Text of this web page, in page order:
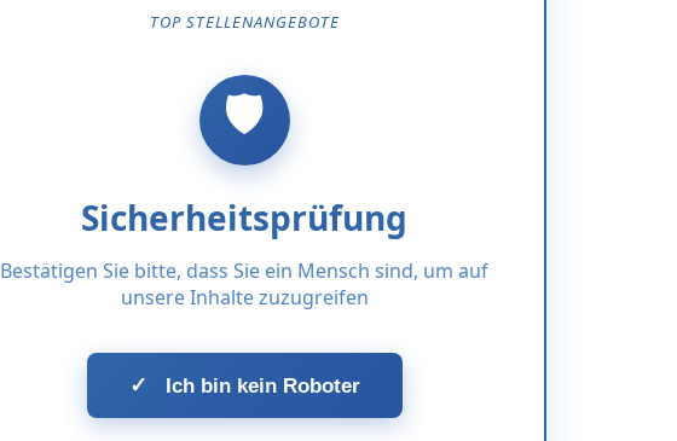
TOP STELLENANGEBOTE
Sicherheitsprüfung
Bestätigen Sie bitte, dass Sie ein Mensch sind, um auf
unsere Inhalte zuzugreifen
✓ Ich bin kein Roboter